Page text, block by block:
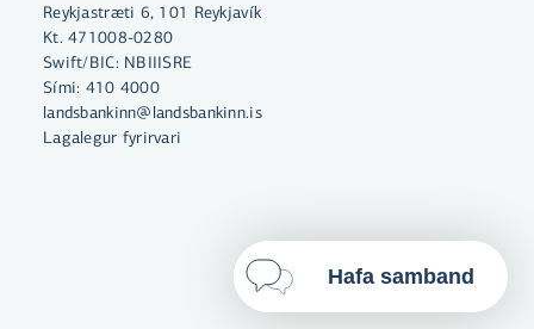
Velja vefkökur
Reykjastræti 6, 101 Reykjavík
Kt. 471008-0280
Swift/BIC: NBIIISRE
Sími: 410 4000
landsbankinn@landsbankinn.is
Lagalegur fyrirvari
Hafa samband